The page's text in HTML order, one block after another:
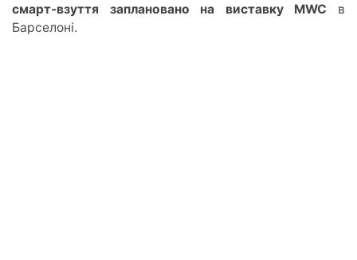
смарт-взуття заплановано на виставку MWC в
Барселоні.